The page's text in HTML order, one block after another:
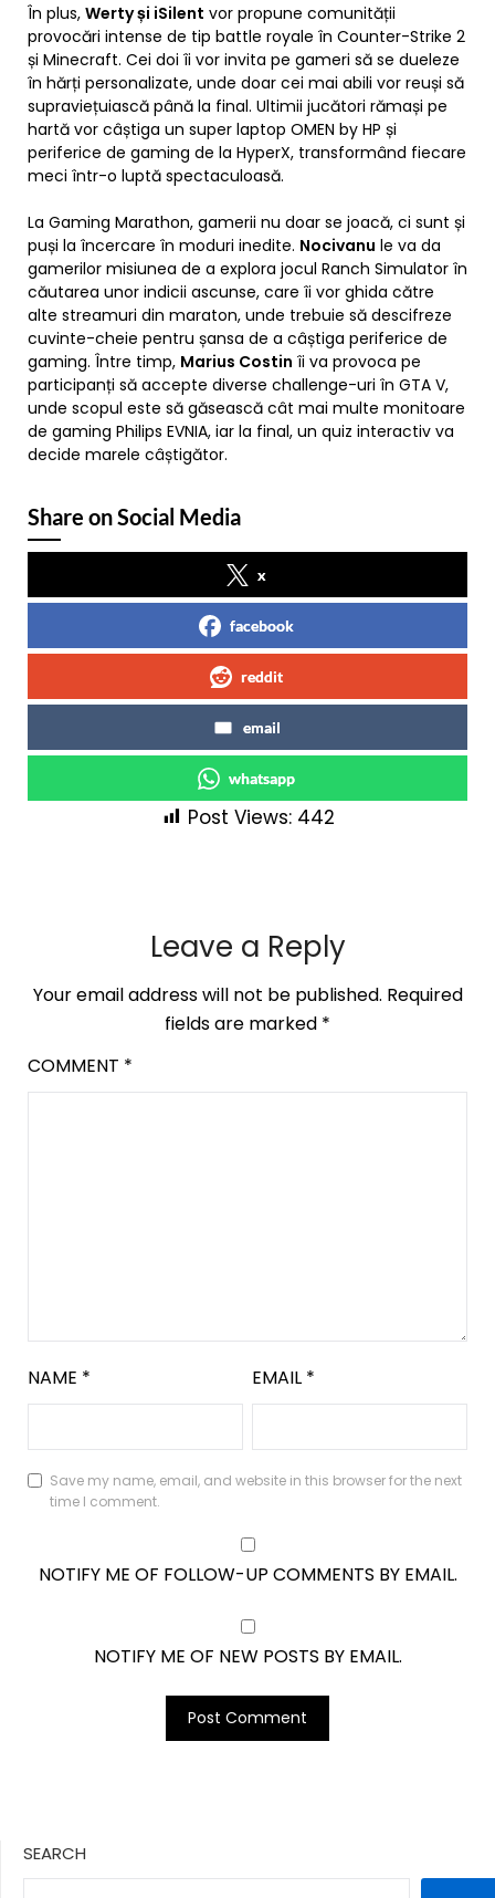
În plus, Werty și iSilent vor propune comunității
provocări intense de tip battle royale în Counter-Strike 2
și Minecraft. Cei doi îi vor invita pe gameri să se dueleze
în hărți personalizate, unde doar cei mai abili vor reuși să
supraviețuiască până la final. Ultimii jucători rămași pe
hartă vor câștiga un super laptop OMEN by HP și
periferice de gaming de la HyperX, transformând fiecare
meci într-o luptă spectaculoasă.
La Gaming Marathon, gamerii nu doar se joacă, ci sunt și
puși la încercare în moduri inedite. Nocivanu le va da
gamerilor misiunea de a explora jocul Ranch Simulator în
căutarea unor indicii ascunse, care îi vor ghida către
alte streamuri din maraton, unde trebuie să descifreze
cuvinte-cheie pentru șansa de a câștiga periferice de
gaming. Între timp, Marius Costin îi va provoca pe
participanți să accepte diverse challenge-uri în GTA V,
unde scopul este să găsească cât mai multe monitoare
de gaming Philips EVNIA, iar la final, un quiz interactiv va
decide marele câștigător.
Share on Social Media
x
facebook
reddit
email
whatsapp
Post Views: 442
Leave a Reply
Your email address will not be published. Required
fields are marked *
COMMENT *
NAME * EMAIL *
Save my name, email, and website in this browser for the next
time I comment.
NOTIFY ME OF FOLLOW-UP COMMENTS BY EMAIL.
NOTIFY ME OF NEW POSTS BY EMAIL.
SEARCH